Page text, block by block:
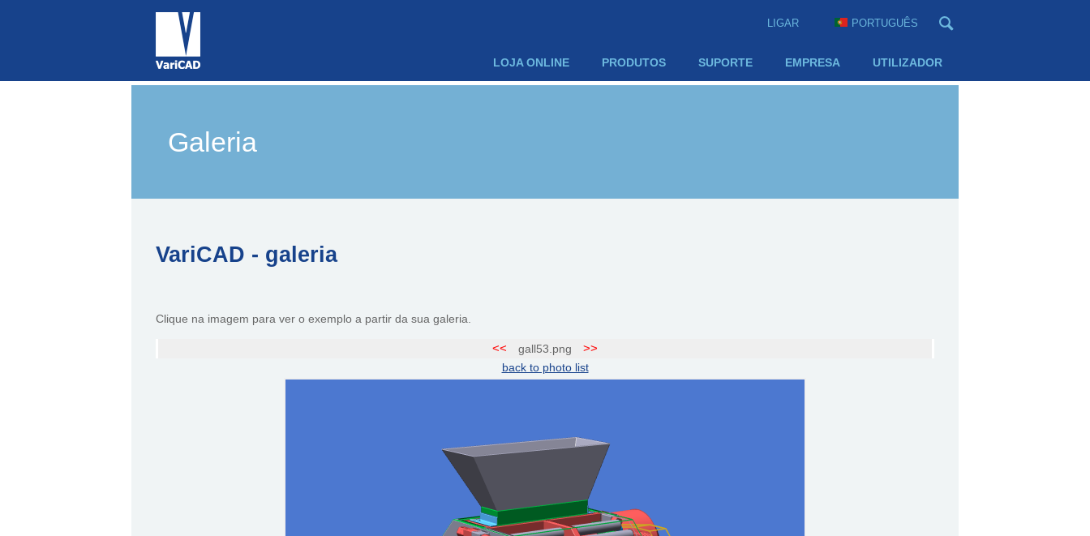
LIGAR PORTUGUÊS
LOJA ONLINE PRODUTOS SUPORTE EMPRESA UTILIZADOR
Galeria
VariCAD - galeria
Clique na imagem para ver o exemplo a partir da sua galeria.
<< gall53.png >>
back to photo list